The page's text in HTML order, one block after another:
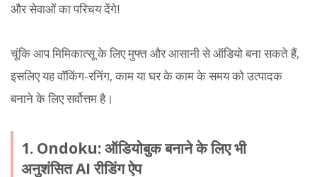
और सेवाओं का परिचय देंगे!
चूंकि आप मिमिकात्सू के लिए मुफ्त और आसानी से ऑडियो बना सकते हैं,
इसलिए यह वॉकिंग-रनिंग, काम या घर के काम के समय को उत्पादक
बनाने के लिए सर्वोत्तम है।
1. Ondoku: ऑडियोबुक बनाने के लिए भी
अनुशंसित AI रीडिंग ऐप